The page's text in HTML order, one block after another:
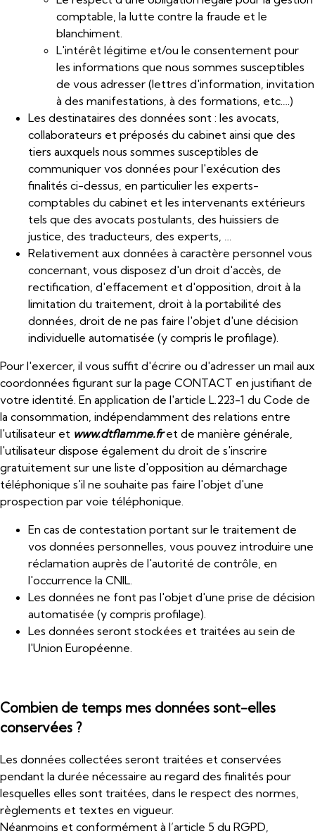
comptable, la lutte contre la fraude et le
blanchiment.
L'intérêt légitime et/ou le consentement pour
les informations que nous sommes susceptibles
de vous adresser (lettres d'information, invitation
à des manifestations, à des formations, etc.…)
Les destinataires des données sont : les avocats,
collaborateurs et préposés du cabinet ainsi que des
tiers auxquels nous sommes susceptibles de
communiquer vos données pour l'exécution des
finalités ci-dessus, en particulier les experts-
comptables du cabinet et les intervenants extérieurs
tels que des avocats postulants, des huissiers de
justice, des traducteurs, des experts, …
Relativement aux données à caractère personnel vous
concernant, vous disposez d'un droit d'accès, de
rectification, d'effacement et d'opposition, droit à la
limitation du traitement, droit à la portabilité des
données, droit de ne pas faire l'objet d'une décision
individuelle automatisée (y compris le profilage).
Pour l'exercer, il vous suffit d'écrire ou d'adresser un mail aux
coordonnées figurant sur la page CONTACT en justifiant de
votre identité. En application de l'article L.223-1 du Code de
la consommation, indépendamment des relations entre
l'utilisateur et www.dtflamme.fret de manière générale,
l'utilisateur dispose également du droit de s'inscrire
gratuitement sur une liste d'opposition au démarchage
téléphonique s'il ne souhaite pas faire l'objet d'une
prospection par voie téléphonique.
En cas de contestation portant sur le traitement de
vos données personnelles, vous pouvez introduire une
réclamation auprès de l'autorité de contrôle, en
l'occurrence la CNIL
Les données ne font pas l'objet d'une prise de décision
automatisée (y compris profilage).
Les données seront stockées et traitées au sein de
l'Union Européenne.
Combien de temps mes données sont-elles
conservées ?
Les données collectées seront traitées et conservées
pendant la durée nécessaire au regard des finalités pour
lesquelles elles sont traitées, dans le respect des normes,
règlements et textes en vigueur.
Néanmoins et conformément à l’article 5 du RGPD,